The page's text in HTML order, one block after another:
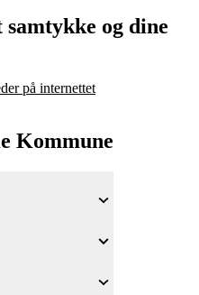
og dine
på internettet
Kommune